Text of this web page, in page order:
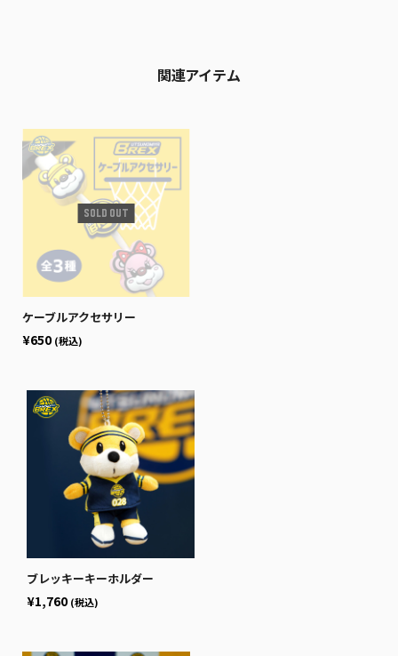
関連アイテム
ケーブルアクセサリー
¥650 (税込)
ブレッキーキーホルダー
¥1,760 (税込)